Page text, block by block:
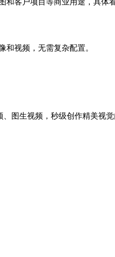
和客户项目等商业用途，具
和视频，无需复杂配置。
图生视频，秒级创作精美视觉